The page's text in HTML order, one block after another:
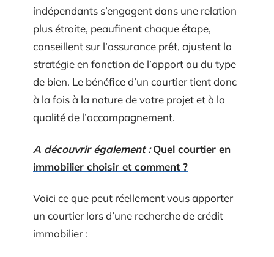
indépendants s’engagent dans une relation
plus étroite, peaufinent chaque étape,
conseillent sur l’assurance prêt, ajustent la
stratégie en fonction de l’apport ou du type
de bien. Le bénéfice d’un courtier tient donc
à la fois à la nature de votre projet et à la
qualité de l’accompagnement.
A découvrir également : Quel courtier en
immobilier choisir et comment ?
Voici ce que peut réellement vous apporter
un courtier lors d’une recherche de crédit
immobilier :